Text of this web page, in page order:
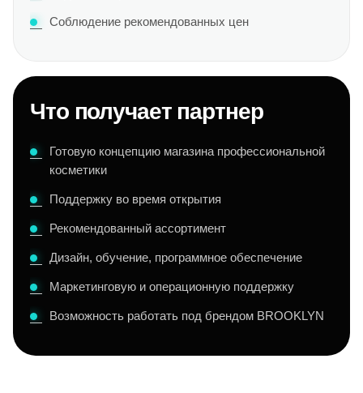
Соблюдение рекомендованных цен
Что получает партнер
Готовую концепцию магазина профессиональной
косметики
Поддержку во время открытия
Рекомендованный ассортимент
Дизайн, обучение, программное обеспечение
Маркетинговую и операционную поддержку
Возможность работать под брендом BROOKLYN